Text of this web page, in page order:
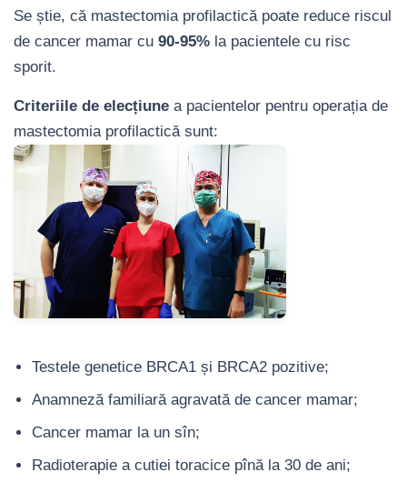
Se știe, că mastectomia profilactică poate reduce riscul
de cancer mamar cu 90-95% la pacientele cu risc
sporit.
Criteriile de elecțiune a pacientelor pentru operația de
mastectomia profilactică sunt:
Testele genetice BRCA1 și BRCA2 pozitive;
Anamneză familiară agravată de cancer mamar;
Cancer mamar la un sîn;
Radioterapie a cutiei toracice pînă la 30 de ani;